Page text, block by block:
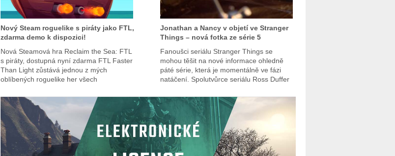
Nový Steam roguelike s piráty jako FTL,
zdarma demo k dispozici!
Nová Steamová hra Reclaim the Sea: FTL
s piráty, dostupná nyní zdarma FTL Faster
Than Light zůstává jednou z mých
oblíbených roguelike her všech
Jonathan a Nancy v objetí ve Stranger
Things – nová fotka ze série 5
Fanoušci seriálu Stranger Things se
mohou těšit na nové informace ohledně
páté série, která je momentálně ve fázi
natáčení. Spolutvůrce seriálu Ross Duffer